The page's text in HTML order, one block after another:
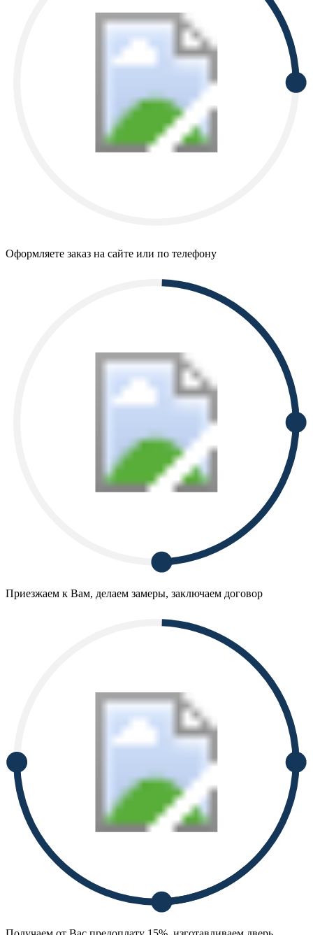
Оформляете заказ на сайте или по телефону
Приезжаем к Вам, делаем замеры, заключаем договор